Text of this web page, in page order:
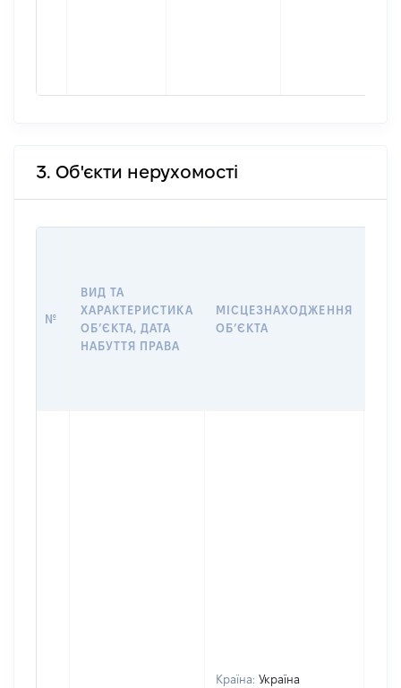
3. Об'єкти нерухомості
№
ВИД ТА
ХАРАКТЕРИСТИКА
ОБʼЄКТА, ДАТА
НАБУТТЯ ПРАВА
МІСЦЕЗНАХОДЖЕННЯ
ОБʼЄКТА
Країна: Україна